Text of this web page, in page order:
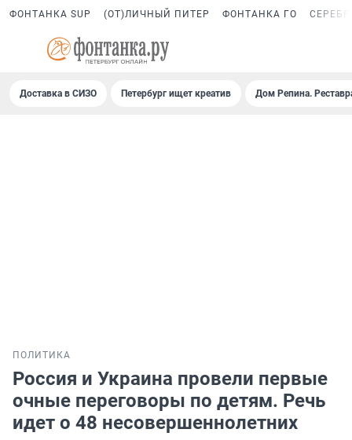
ФОНТАНКА SUP (ОТ)ЛИЧНЫЙ ПИТЕР ФОНТАНКА ГО
Доставка в СИЗО Петербург ищет креатив Дом Репина.
ПОЛИТИКА
Россия и Украина провели первые
очные переговоры по детям. Речь
идет о 48 несовершеннолетних